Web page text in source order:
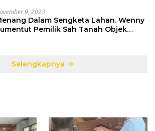
9, 2023
Dalam Sengketa Lahan. Wenny
Pemilik Sah Tanah Objek
Selengkapnya